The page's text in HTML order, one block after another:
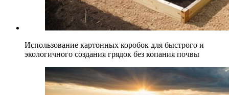
Использование картонных коробок для быстрого и
экологичного создания грядок без копания почвы